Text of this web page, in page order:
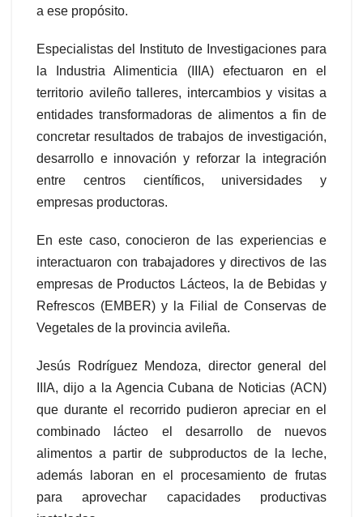
a ese propósito.
Especialistas del Instituto de Investigaciones para
la Industria Alimenticia (IIIA) efectuaron en el
territorio avileño talleres, intercambios y visitas a
entidades transformadoras de alimentos a fin de
concretar resultados de trabajos de investigación,
desarrollo e innovación y reforzar la integración
entre centros científicos, universidades y
empresas productoras.
En este caso, conocieron de las experiencias e
interactuaron con trabajadores y directivos de las
empresas de Productos Lácteos, la de Bebidas y
Refrescos (EMBER) y la Filial de Conservas de
Vegetales de la provincia avileña.
Jesús Rodríguez Mendoza, director general del
IIIA, dijo a la Agencia Cubana de Noticias (ACN)
que durante el recorrido pudieron apreciar en el
combinado lácteo el desarrollo de nuevos
alimentos a partir de subproductos de la leche,
además laboran en el procesamiento de frutas
para aprovechar capacidades productivas